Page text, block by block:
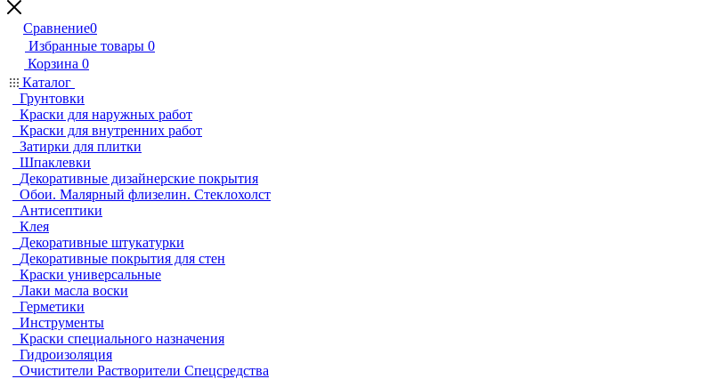
Сравнение0
Избранные товары 0
Корзина 0
Каталог
Грунтовки
Краски для наружных работ
Краски для внутренних работ
Затирки для плитки
Шпаклевки
Декоративные дизайнерские покрытия
Обои. Малярный флизелин. Стеклохолст
Антисептики
Клея
Декоративные штукатурки
Декоративные покрытия для стен
Краски универсальные
Лаки масла воски
Герметики
Инструменты
Краски специального назначения
Гидроизоляция
Очистители Растворители Спецсредства